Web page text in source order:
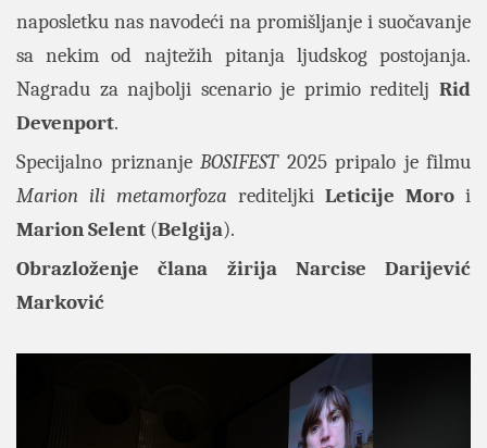
naposletku nas navodeći na promišljanje i suočavanje
sa nekim od najtežih pitanja ljudskog postojanja.
Nagradu za najbolji scenario je primio reditelj Rid
Devenport.
Specijalno priznanje BOSIFEST2025 pripalo je filmu
Marion ili metamorfoza rediteljki Leticije Moro i
Marion Selent (Belgija).
Obrazloženje člana žirija Narcise Darijević
Marković